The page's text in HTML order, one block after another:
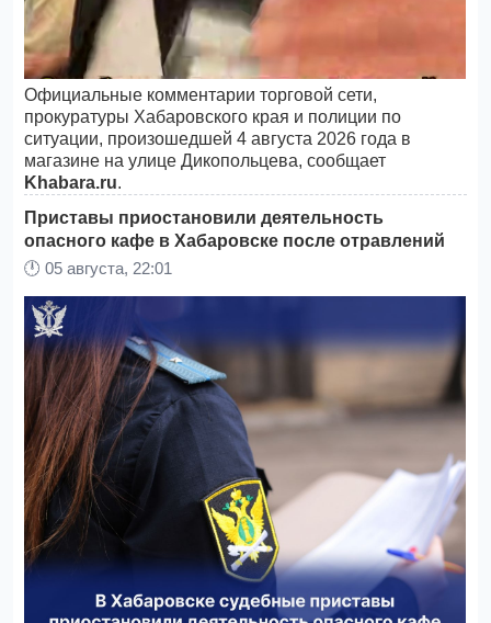
Официальные комментарии торговой сети,
прокуратуры Хабаровского края и полиции по
ситуации, произошедшей 4 августа 2026 года в
магазине на улице Дикопольцева, сообщает
Khabara.ru.
Приставы приостановили деятельность
опасного кафе в Хабаровске после отравлений
🕛05 августа, 22:01